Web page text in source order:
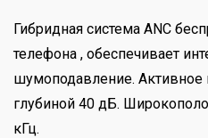
Гибридная система ANC
телефона , обеспечивает
шумоподавление.
глубиной 40 дБ.
кГц.